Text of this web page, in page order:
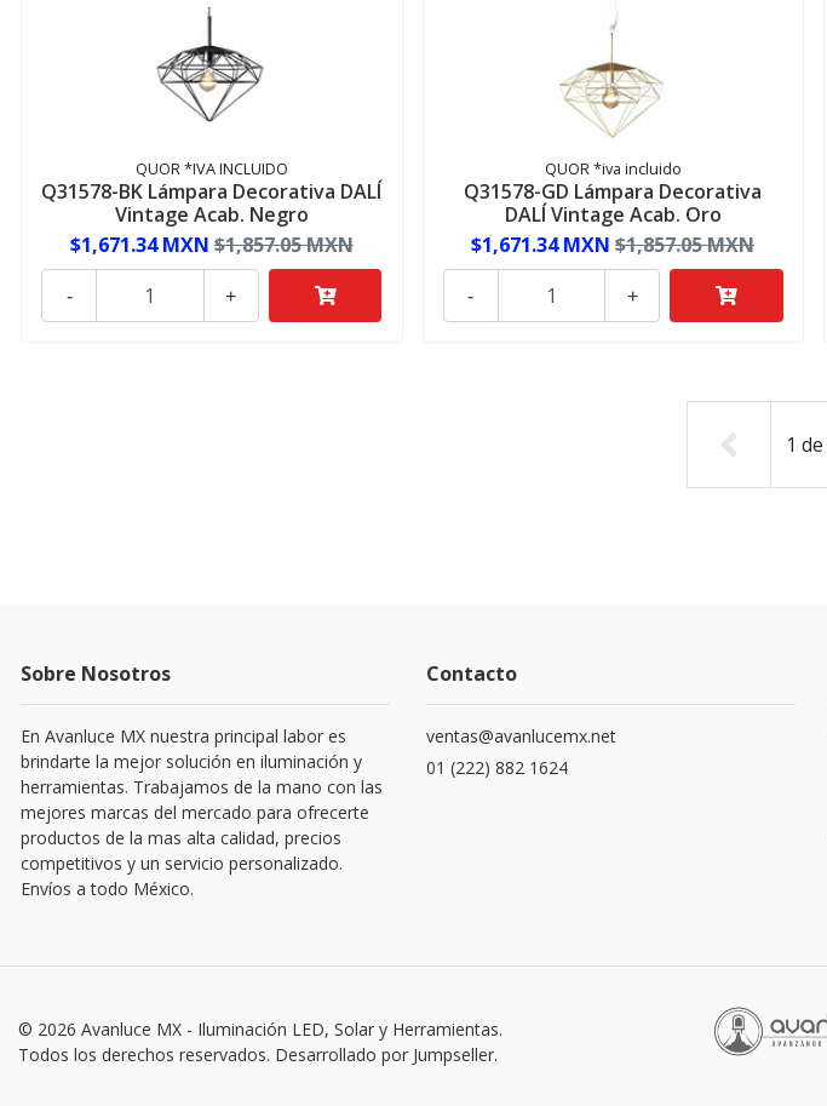
QUOR *IVA INCLUIDO
Q31578-BK Lámpara Decorativa DALÍ
Vintage Acab. Negro
$1,671.34 MXN $1,857.05 MXN
+
-
QUOR *iva incluido
Q31578-GD Lámpara Decorativa
DALÍ Vintage Acab. Oro
$1,671.34 MXN $1,857.05 MXN
+
-
1 de
Sobre Nosotros
En Avanluce MX nuestra principal labor es
brindarte la mejor solución en iluminación y
herramientas. Trabajamos de la mano con las
mejores marcas del mercado para ofrecerte
productos de la mas alta calidad, precios
competitivos y un servicio personalizado.
Envíos a todo México.
Contacto
ventas@avanlucemx.net
01 (222) 882 1624
© 2026 Avanluce MX - Iluminación LED, Solar y Herramientas.
Todos los derechos reservados. Desarrollado por Jumpseller.